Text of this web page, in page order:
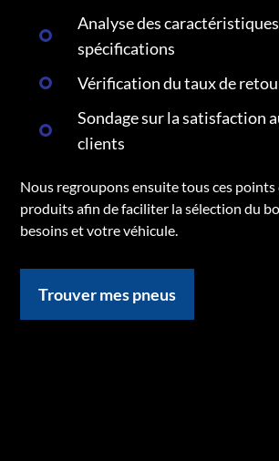
Analyse des
spécifications
Vérification du taux de
Sondage sur la satisfaction
clients
Nous regroupons ensuite tous ces points
produits afin de faciliter la sélection du
besoins et votre véhicule.
Trouver mes pneus